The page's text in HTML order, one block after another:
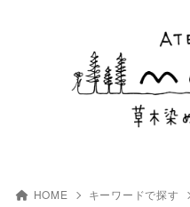
HOME キーワードで探す